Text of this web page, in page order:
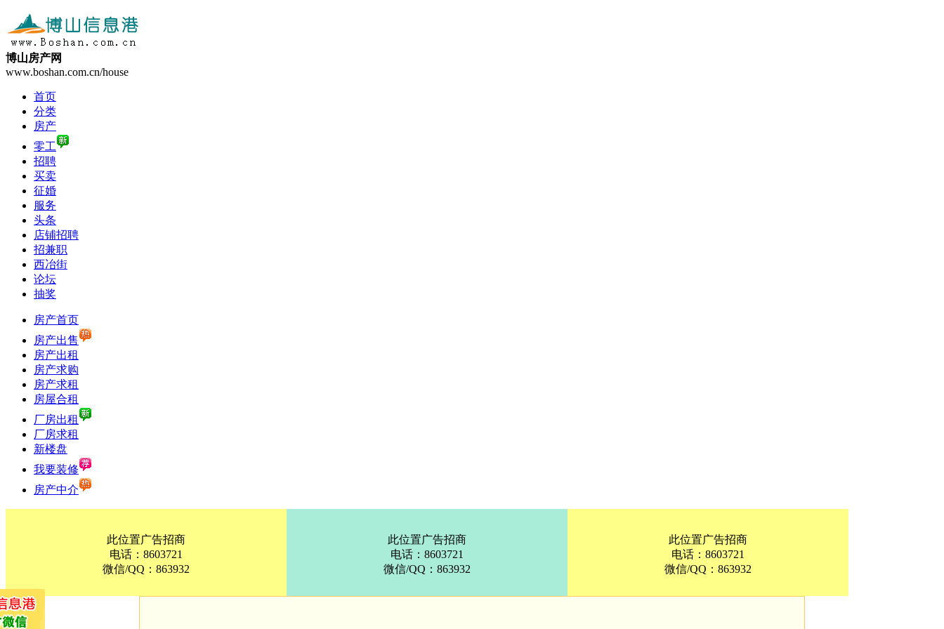
博山房产网
www.boshan.com.cn/house
首页
分类
房产
零工
招聘
买卖
征婚
服务
头条
店铺招聘
招兼职
西冶街
论坛
抽奖
房产首页
房产出售
房产出租
房产求购
房产求租
房屋合租
厂房出租
厂房求租
新楼盘
我要装修
房产中介
此位置广告招商
电话：8603721
微信/QQ：863932
此位置广告招商
电话：8603721
微信/QQ：863932
此位置广告招商
电话：8603721
微信/QQ：863932